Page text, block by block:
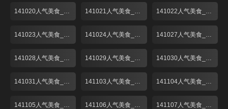
141020人气美食_001 141021人气美食_001 141022人气美食_001
141023人气美食_001 141024人气美食_001 141027人气美食_001
141028人气美食_001 141029人气美食_001 141030人气美食_001
141031人气美食_001 141103人气美食_001 141104人气美食_001
141105人气美食_001 141106人气美食_001 141107人气美食_001